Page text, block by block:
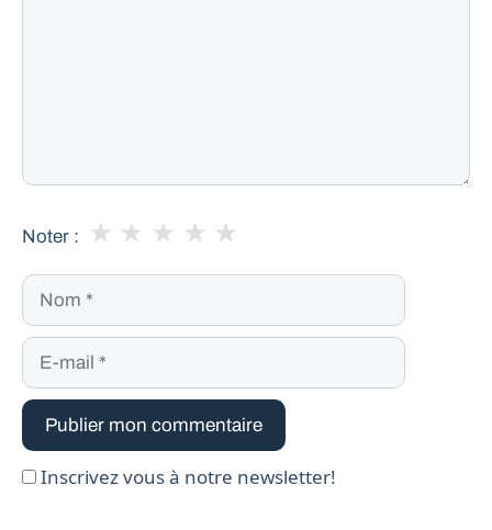
Noter : ★
★
★
★
★
Nom
E-
mail
Inscrivez vous à notre newsletter!